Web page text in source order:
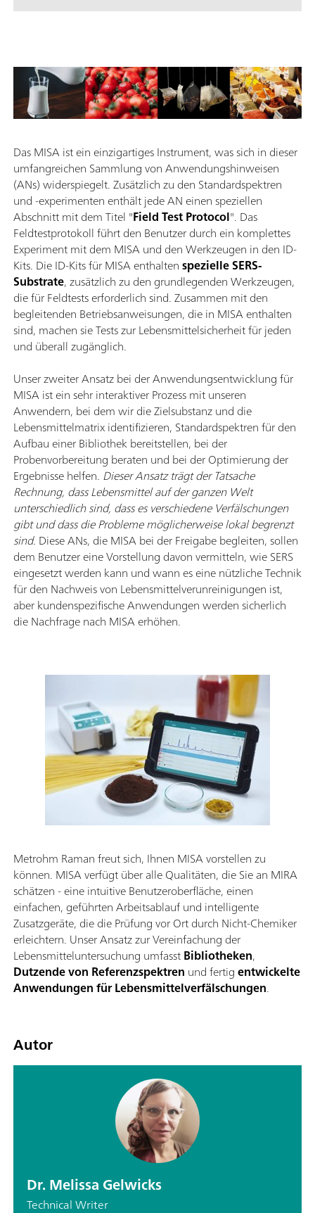
Das MISA ist ein einzigartiges Instrument, was sich in dieser
umfangreichen Sammlung von Anwendungshinweisen
(ANs) widerspiegelt. Zusätzlich zu den Standardspektren
und -experimenten enthält jede AN einen speziellen
Abschnitt mit dem Titel "Field Test Protocol". Das
Feldtestprotokoll führt den Benutzer durch ein komplettes
Experiment mit dem MISA und den Werkzeugen in den ID-
Kits. Die ID-Kits für MISA enthaltenspezielle SERS-
Substrate, zusätzlich zu den grundlegenden Werkzeugen,
die für Feldtests erforderlich sind. Zusammen mit den
begleitenden Betriebsanweisungen, die in MISA enthalten
sind, machen sie Tests zur Lebensmittelsicherheit für jeden
und überall zugänglich.
Unser zweiter Ansatz bei der Anwendungsentwicklung für
MISA ist ein sehr interaktiver Prozess mit unseren
Anwendern, bei dem wir die Zielsubstanz und die
Lebensmittelmatrix identifizieren, Standardspektren für den
Aufbau einer Bibliothek bereitstellen, bei der
Probenvorbereitung beraten und bei der Optimierung der
Ergebnisse helfen. Dieser Ansatz trägt der Tatsache
Rechnung, dass Lebensmittel auf der ganzen Welt
unterschiedlich sind, dass es verschiedene Verfälschungen
gibt und dass die Probleme möglicherweise lokal begrenzt
sind. Diese ANs, die MISA bei der Freigabe begleiten, sollen
dem Benutzer eine Vorstellung davon vermitteln, wie SERS
eingesetzt werden kann und wann es eine nützliche Technik
für den Nachweis von Lebensmittelverunreinigungen ist,
aber kundenspezifische Anwendungen werden sicherlich
die Nachfrage nach MISA erhöhen.
Metrohm Raman freut sich, Ihnen MISA vorstellen zu
können. MISA verfügt über alle Qualitäten, die Sie an MIRA
schätzen - eine intuitive Benutzeroberfläche, einen
einfachen, geführten Arbeitsablauf und intelligente
Zusatzgeräte, die die Prüfung vor Ort durch Nicht-Chemiker
erleichtern. Unser Ansatz zur Vereinfachung der
Lebensmitteluntersuchung umfasstBibliotheken,
Dutzende von Referenzspektren und fertigentwickelte
Anwendungen für Lebensmittelverfälschungen.
Autor
Dr. Melissa Gelwicks
Technical Writer